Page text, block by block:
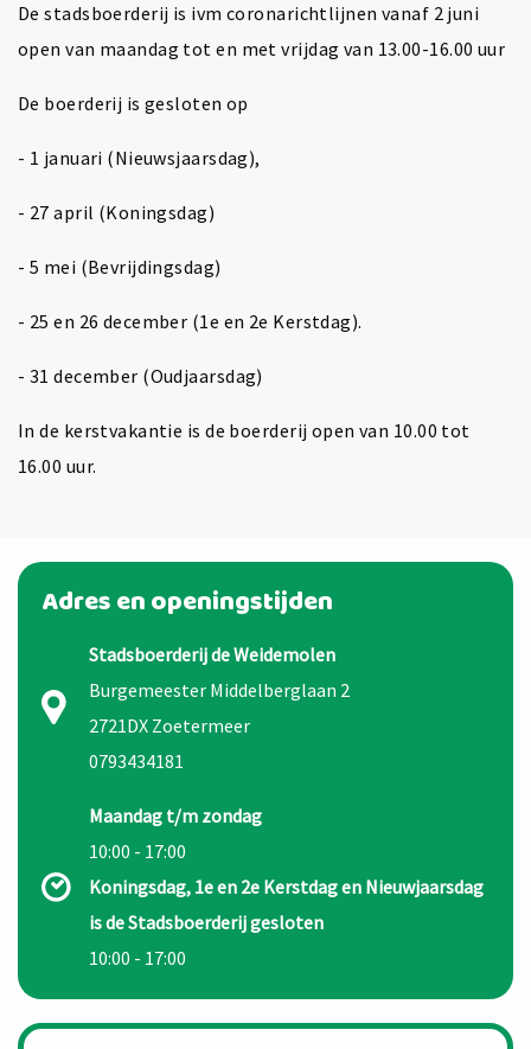
De stadsboerderij is ivm coronarichtlijnen vanaf 2 juni
open van maandag tot en met vrijdag van 13.00-16.00 uur
De boerderij is gesloten op
- 1 januari (Nieuwsjaarsdag),
- 27 april (Koningsdag)
- 5 mei (Bevrijdingsdag)
- 25 en 26 december (1e en 2e Kerstdag).
- 31 december (Oudjaarsdag)
In de kerstvakantie is de boerderij open van 10.00 tot
16.00 uur.
Adres en openingstijden
Stadsboerderij de Weidemolen
Burgemeester Middelberglaan 2
2721DX Zoetermeer
0793434181
Maandag t/m zondag
10:00 - 17:00
Koningsdag, 1e en 2e Kerstdag en Nieuwjaarsdag
is de Stadsboerderij gesloten
10:00 - 17:00